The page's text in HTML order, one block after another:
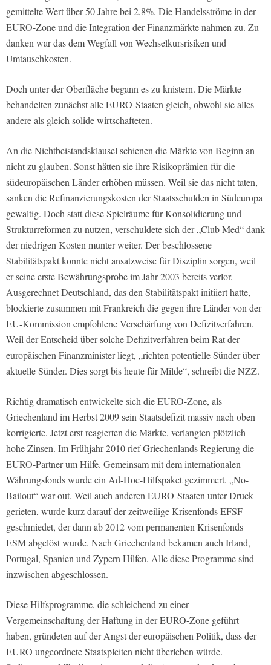
gemittelte Wert über 50 Jahre bei 2,8%. Die Handelsströme in der
EURO-Zone und die Integration der Finanzmärkte nahmen zu. Zu
danken war das dem Wegfall von Wechselkursrisiken und
Umtauschkosten.
Doch unter der Oberfläche begann es zu knistern. Die Märkte
behandelten zunächst alle EURO-Staaten gleich, obwohl sie alles
andere als gleich solide wirtschafteten.
An die Nichtbeistandsklausel schienen die Märkte von Beginn an
nicht zu glauben. Sonst hätten sie ihre Risikoprämien für die
südeuropäischen Länder erhöhen müssen. Weil sie das nicht taten,
sanken die Refinanzierungskosten der Staatsschulden in Südeuropa
gewaltig. Doch statt diese Spielräume für Konsolidierung und
Strukturreformen zu nutzen, verschuldete sich der „Club Med“ dank
der niedrigen Kosten munter weiter. Der beschlossene
Stabilitätspakt konnte nicht ansatzweise für Disziplin sorgen, weil
er seine erste Bewährungsprobe im Jahr 2003 bereits verlor.
Ausgerechnet Deutschland, das den Stabilitätspakt initiiert hatte,
blockierte zusammen mit Frankreich die gegen ihre Länder von der
EU-Kommission empfohlene Verschärfung von Defizitverfahren.
Weil der Entscheid über solche Defizitverfahren beim Rat der
europäischen Finanzminister liegt, „richten potentielle Sünder über
aktuelle Sünder. Dies sorgt bis heute für Milde“, schreibt die NZZ.
Richtig dramatisch entwickelte sich die EURO-Zone, als
Griechenland im Herbst 2009 sein Staatsdefizit massiv nach oben
korrigierte. Jetzt erst reagierten die Märkte, verlangten plötzlich
hohe Zinsen. Im Frühjahr 2010 rief Griechenlands Regierung die
EURO-Partner um Hilfe. Gemeinsam mit dem internationalen
Währungsfonds wurde ein Ad-Hoc-Hilfspaket gezimmert. „No-
Bailout“ war out. Weil auch anderen EURO-Staaten unter Druck
gerieten, wurde kurz darauf der zeitweilige Krisenfonds EFSF
geschmiedet, der dann ab 2012 vom permanenten Krisenfonds
ESM abgelöst wurde. Nach Griechenland bekamen auch Irland,
Portugal, Spanien und Zypern Hilfen. Alle diese Programme sind
inzwischen abgeschlossen.
Diese Hilfsprogramme, die schleichend zu einer
Vergemeinschaftung der Haftung in der EURO-Zone geführt
haben, gründeten auf der Angst der europäischen Politik, dass der
EURO ungeordnete Staatspleiten nicht überleben würde.